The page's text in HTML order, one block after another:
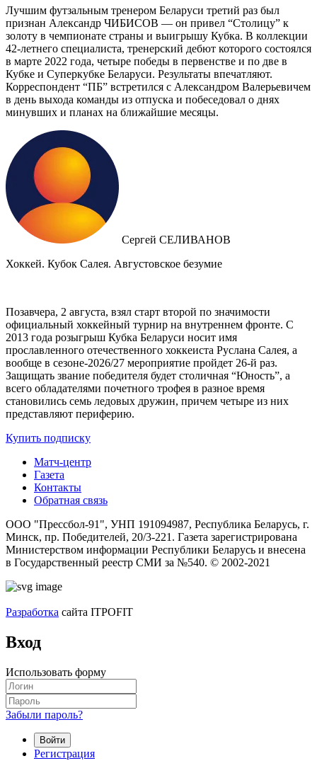
Лучшим футзальным тренером Беларуси третий раз был
признан Александр ЧИБИСОВ — он привел “Столицу” к
золоту в чемпионате страны и выигрышу Кубка. В коллекции
42-летнего специалиста, тренерский дебют которого состоялся
в марте 2022 года, четыре победы в первенстве и по две в
Кубке и Суперкубке Беларуси. Результаты впечатляют.
Корреспондент “ПБ” встретился с Александром Валерьевичем
в день выхода команды из отпуска и побеседовал о днях
минувших и планах на ближайшие месяцы.
Сергей СЕЛИВАНОВ
Хоккей. Кубок Салея. Августовское безумие
Позавчера, 2 августа, взял старт второй по значимости
официальный хоккейный турнир на внутреннем фронте. C
2013 года розыгрыш Кубка Беларуси носит имя
прославленного отечественного хоккеиста Руслана Салея, а
вообще в сезоне-2026/27 мероприятие пройдет 26-й раз.
Защищать звание победителя будет столичная “Юность”, а
всего обладателями почетного трофея в разное время
становились семь ледовых дружин, причем четыре из них
представляют периферию.
Купить подписку
Матч-центр
Газета
Контакты
Обратная связь
ООО "Прессбол-91", УНП 191094987, Республика Беларусь, г.
Минск, пр. Победителей, 20/3-221. Газета зарегистрирована
Министерством информации Республики Беларусь и внесена
в Государственный реестр СМИ за №540. © 2002-2021
Разработка сайта ITPOFIT
Вход
Использовать форму
Забыли пароль?
Войти
Регистрация